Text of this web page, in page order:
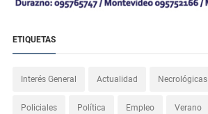
ETIQUETAS
Interés General Actualidad Necrológicas
Policiales Política Empleo Verano